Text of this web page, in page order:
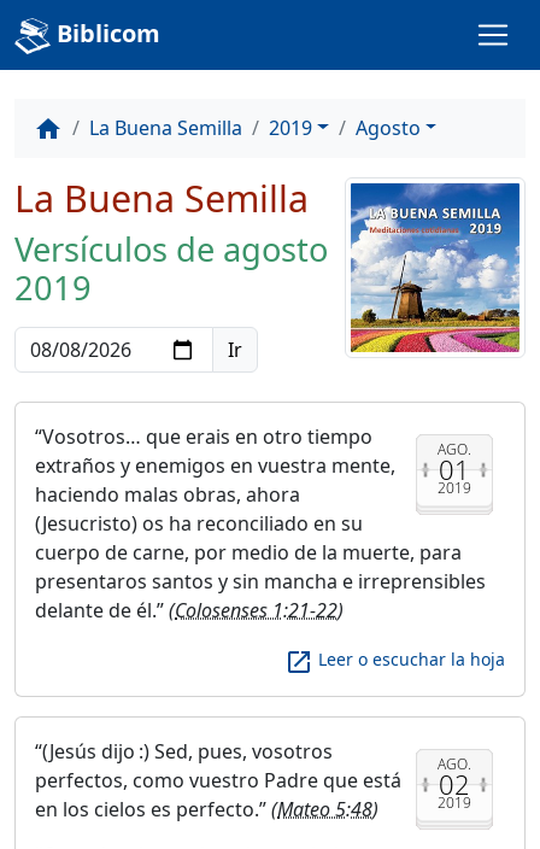
Biblicom
home La Buena Semilla 2019 Agosto
La Buena Semilla
Versículos de agosto
2019
AGO.
01
2019
Vosotros… que erais en otro tiempo
extraños y enemigos en vuestra mente,
haciendo malas obras, ahora
(Jesucristo) os ha reconciliado en su
cuerpo de carne, por medio de la muerte, para
presentaros santos y sin mancha e irreprensibles
delante de él. (Colosenses 1:21-22)
launch Leer o escuchar la hoja
AGO.
02
2019
(Jesús dijo :) Sed, pues, vosotros
perfectos, como vuestro Padre que está
en los cielos es perfecto. (Mateo 5:48)